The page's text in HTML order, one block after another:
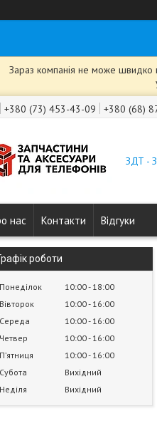
Зараз компанія не може швидко
+380 (73) 453-43-09 +380 (68)
ЗДТ -
нас Контакти Відгуки
роботи
Понеділок 10:00 18:00
Вівторок
10:00 16:00
Середа
10:00 16:00
Четвер
10:00 16:00
Пʼятниця
10:00 16:00
Субота
Вихідний
Неділя
Вихідний